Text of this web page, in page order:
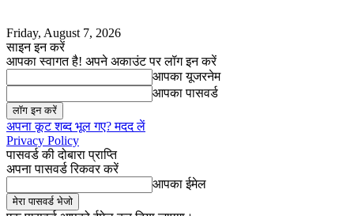
Friday, August 7, 2026
साइन इन करें
आपका स्वागत है! अपने अकाउंट पर लॉग इन करें
आपका यूजरनेम
आपका पासवर्ड
अपना कूट शब्द भूल गए? मदद लें
Privacy Policy
पासवर्ड की दोबारा प्राप्ति
अपना पासवर्ड रिकवर करें
आपका ईमेल